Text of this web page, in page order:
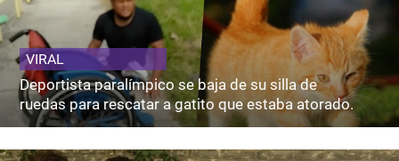
VIRAL
Deportista paralímpico se baja de su silla de
ruedas para rescatar a gatito que estaba atorado.